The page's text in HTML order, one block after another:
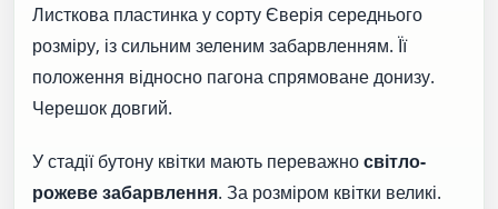
Листкова пластинка у сорту Єверія середнього
розміру, із сильним зеленим забарвленням. Її
положення відносно пагона спрямоване донизу.
Черешок довгий.
У стадії бутону квітки мають переважносвітло-
рожеве забарвлення. За розміром квітки великі.